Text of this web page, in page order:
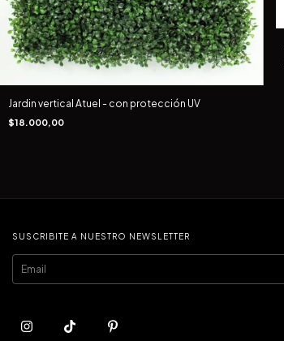
Jardin vertical Atuel - con protección UV
$18.000,00
SUSCRIBITE A NUESTRO NEWSLETTER